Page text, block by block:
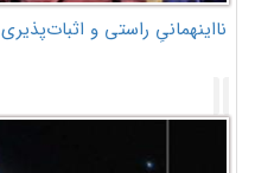
نااینهمانیِ راستی و اثبات‌پذیری